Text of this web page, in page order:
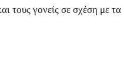
τους γονείς σε σχέση με τα